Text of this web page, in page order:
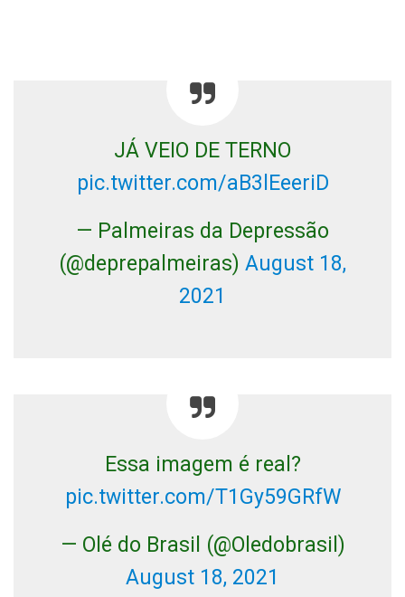
JÁ VEIO DE TERNO
pic.twitter.com/aB3lEeeriD
— Palmeiras da Depressão
(@deprepalmeiras) August 18,
2021
Essa imagem é real?
pic.twitter.com/T1Gy59GRfW
— Olé do Brasil (@Oledobrasil)
August 18, 2021